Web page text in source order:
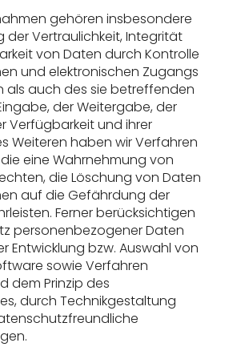
gehören insbesondere
der Vertraulichkeit, Integrität
von Daten durch Kontrolle
und elektronischen Zugangs
als auch des sie betreffenden
der Weitergabe, der
Verfügbarkeit und ihrer
Weiteren haben wir Verfahren
eine Wahrnehmung von
die Löschung von Daten
auf die Gefährdung der
Ferner berücksichtigen
personenbezogener Daten
Entwicklung bzw. Auswahl von
sowie Verfahren
dem Prinzip des
durch Technikgestaltung